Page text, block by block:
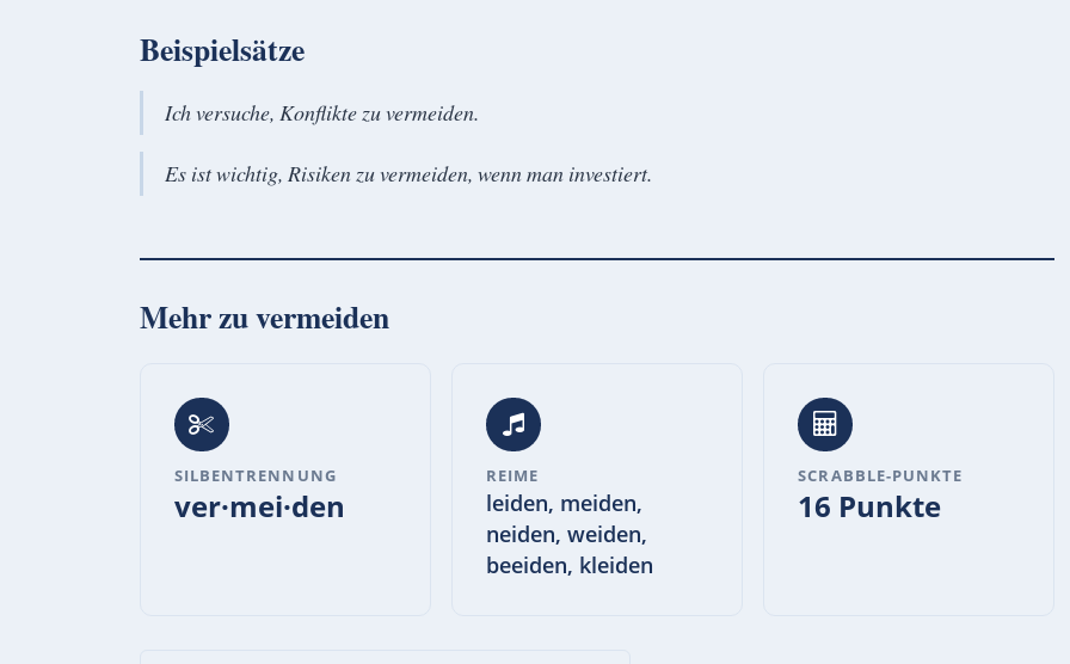
Beispielsätze
Ich versuche, Konflikte zu vermeiden.
Es ist wichtig, Risiken zu vermeiden, wenn man investiert.
Mehr zuvermeiden
SILBENTRENNUNG
ver·mei·den
REIME
leiden, meiden,
neiden, weiden,
beeiden, kleiden
SCRABBLE-PUNKTE
16 Punkte